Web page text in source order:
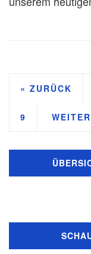
« ZURÜCK
9